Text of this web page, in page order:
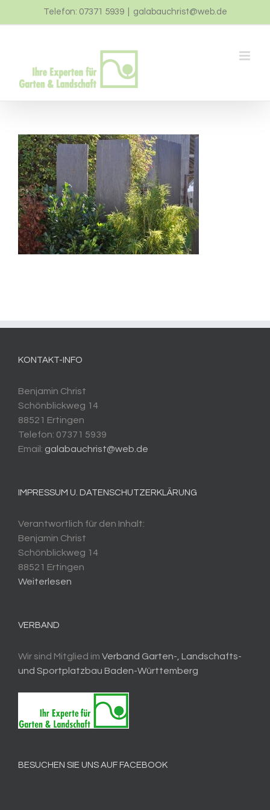
Telefon: 07371 5939 galabauchrist@web.de
KONTAKT-INFO
Benjamin Christ
Schönblickweg 14
88521 Ertingen
Telefon: 07371 5939
Email: galabauchrist@web.de
IMPRESSUM U. DATENSCHUTZERKLÄRUNG
Verantwortlich für den Inhalt:
Benjamin Christ
Schönblickweg 14
88521 Ertingen
Weiterlesen
VERBAND
Wir sind Mitglied im Verband Garten-, Landschafts-
und Sportplatzbau Baden-Württemberg
BESUCHEN SIE UNS AUF FACEBOOK